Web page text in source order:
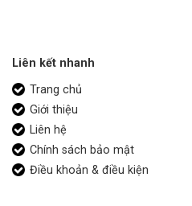
Liên kết nhanh
Trang chủ
Giới thiệu
Liên hệ
Chính sách bảo mật
Điều khoản & điều kiện